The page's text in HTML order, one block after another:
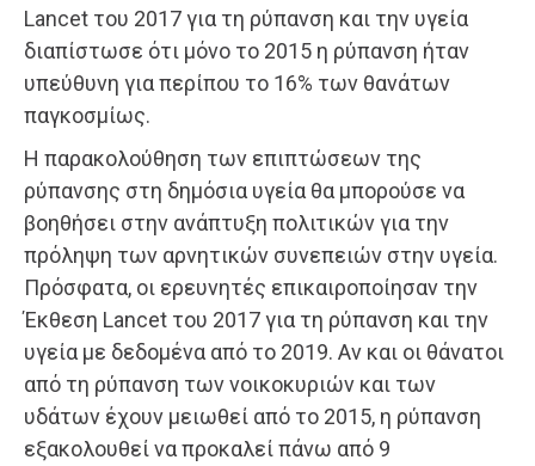
Lancet του 2017 για τη ρύπανση και την υγεία
διαπίστωσε ότι μόνο το 2015 η ρύπανση ήταν
υπεύθυνη για περίπου το 16% των θανάτων
παγκοσμίως.
Η παρακολούθηση των επιπτώσεων της
ρύπανσης στη δημόσια υγεία θα μπορούσε να
βοηθήσει στην ανάπτυξη πολιτικών για την
πρόληψη των αρνητικών συνεπειών στην υγεία.
Πρόσφατα, οι ερευνητές επικαιροποίησαν την
Έκθεση Lancet του 2017 για τη ρύπανση και την
υγεία με δεδομένα από το 2019. Αν και οι θάνατοι
από τη ρύπανση των νοικοκυριών και των
υδάτων έχουν μειωθεί από το 2015, η ρύπανση
εξακολουθεί να προκαλεί πάνω από 9